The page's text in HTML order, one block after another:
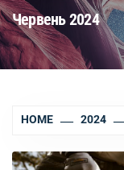
Червень 2024
HOME 2024